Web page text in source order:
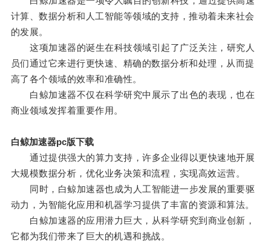
计算、数据分析和人工智能等领域的支持，推动着未来社会
的发展。
这项加速器的诞生在科技领域引起了广泛关注，研究人
员们通过它来进行更快速、精确的数据分析和处理，从而提
高了各个领域的效率和准确性。
白鲸加速器不仅在科学研究中展示了出色的表现，也在
商业领域发挥着重要作用。
白鲸加速器pc版下载
通过提供强大的算力支持，许多企业得以更快速地开展
大规模数据分析，优化业务决策和流程，实现高效运营。
同时，白鲸加速器也成为人工智能进一步发展的重要驱
动力，为智能化应用和机器学习提供了丰富的资源和算法。
白鲸加速器的应用潜力巨大，从科学研究到商业创新，
它都为我们带来了巨大的机遇和挑战。